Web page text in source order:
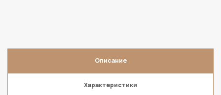
Описание
Характеристики